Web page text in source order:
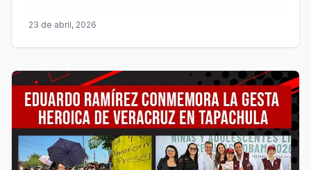
23 de abril, 2026